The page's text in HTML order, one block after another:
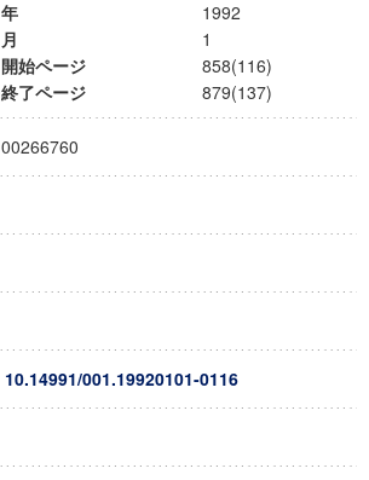
年
1992
月
1
開始ページ
858(116)
終了ページ
879(137)
00266760
10.14991/001.19920101-0116